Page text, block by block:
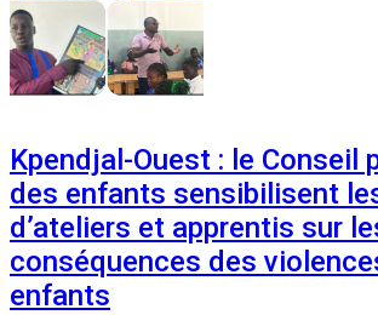
Kpendjal-Ouest : le Conseil
des enfants sensibilisent
d’ateliers et apprentis sur
conséquences des
enfants